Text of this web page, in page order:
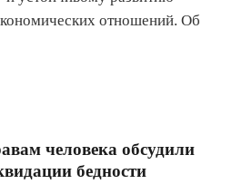
отношений. Об
человека обсудили
бедности